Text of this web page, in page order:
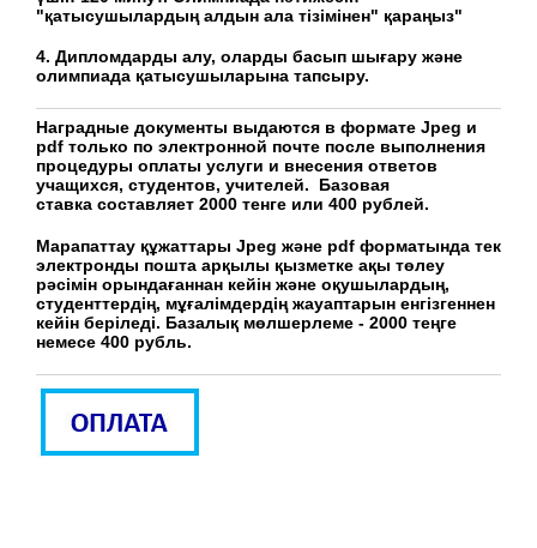
"қатысушылардың алдын ала тізімінен" қараңыз"
4. Дипломдарды алу, оларды басып шығару және
олимпиада қатысушыларына тапсыру.
Наградные документы выдаются в формате Jpeg и
pdf только по электронной почте после выполнения
процедуры оплаты услуги и внесения ответов
учащихся, студентов, учителей. Базовая
ставка составляет 2000 тенге или 400 рублей.
Марапаттау құжаттары Jpeg және pdf форматында тек
электронды пошта арқылы қызметке ақы төлеу
рәсімін орындағаннан кейін және оқушылардың,
студенттердің, мұғалімдердің жауаптарын енгізгеннен
кейін беріледі. Базалық мөлшерлеме - 2000 теңге
немесе 400 рубль.